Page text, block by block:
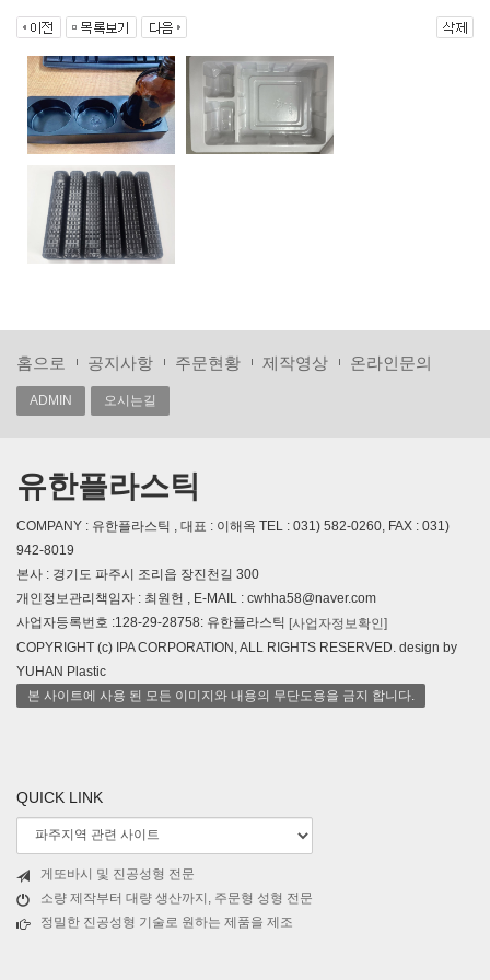
홈으로 공지사항 주문현황 제작영상 온라인문의
ADMIN 오시는길
유한플라스틱
COMPANY : 유한플라스틱 , 대표 : 이해옥 TEL : 031) 582-0260, FAX : 031)
942-8019
본사 : 경기도 파주시 조리읍 장진천길 300
개인정보관리책임자 : 최원헌 , E-MAIL : cwhha58@naver.com
사업자등록번호 :128-29-28758: 유한플라스틱 [사업자정보확인]
COPYRIGHT (c) IPA CORPORATION, ALL RIGHTS RESERVED. design by
YUHAN Plastic
본 사이트에 사용 된 모든 이미지와 내용의 무단도용을 금지 합니다.
QUICK LINK
게또바시 및 진공성형 전문
소량 제작부터 대량 생산까지, 주문형 성형 전문
정밀한 진공성형 기술로 원하는 제품을 제조